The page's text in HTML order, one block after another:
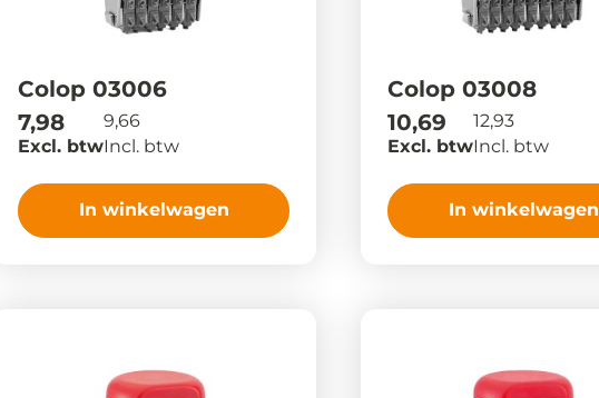
Colop 03006
7,98
Excl. btw
9,66
Incl. btw
In winkelwagen
Colop 03008
10,69
Excl. btw
12,93
Incl. btw
In winkelwagen